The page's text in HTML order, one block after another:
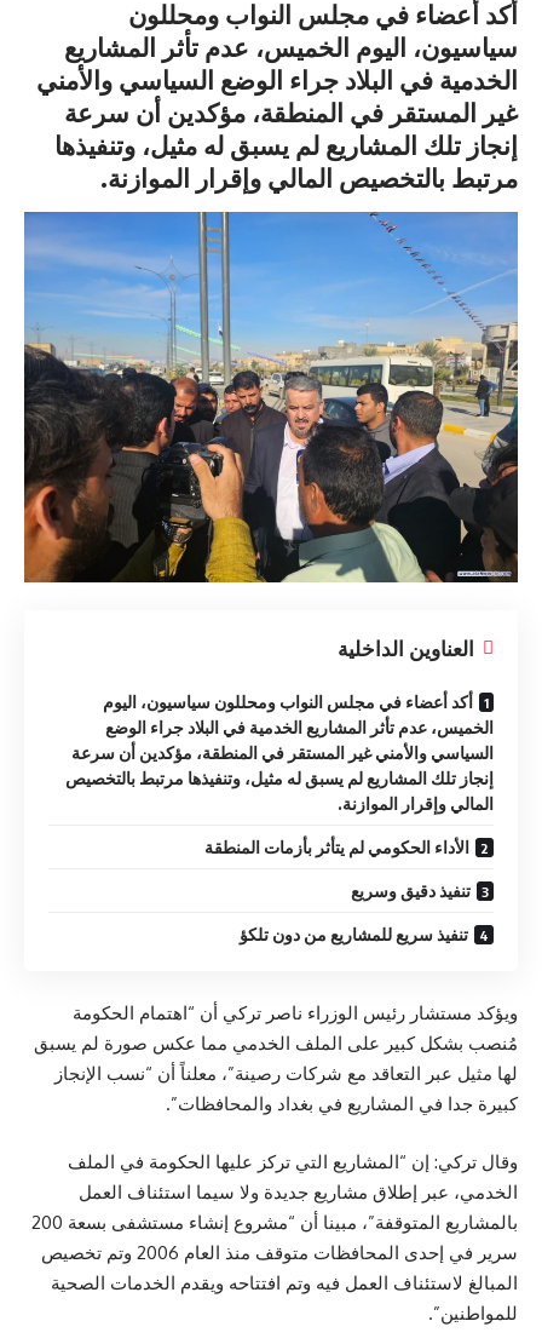
أكد أعضاء في مجلس النواب ومحللون
سياسيون، اليوم الخميس، عدم تأثر المشاريع
الخدمية في البلاد جراء الوضع السياسي والأمني
غير المستقر في المنطقة، مؤكدين أن سرعة
إنجاز تلك المشاريع لم يسبق له مثيل، وتنفيذها
مرتبط بالتخصيص المالي وإقرار الموازنة.
العناوين الداخلية
أكد أعضاء في مجلس النواب ومحللون سياسيون، اليوم
الخميس، عدم تأثر المشاريع الخدمية في البلاد جراء الوضع
السياسي والأمني غير المستقر في المنطقة، مؤكدين أن سرعة
إنجاز تلك المشاريع لم يسبق له مثيل، وتنفيذها مرتبط بالتخصيص
المالي وإقرار الموازنة.
الأداء الحكومي لم يتأثر بأزمات المنطقة
تنفيذ دقيق وسريع
تنفيذ سريع للمشاريع من دون تلكؤ
ويؤكد مستشار رئيس الوزراء ناصر تركي أن “اهتمام الحكومة
مُنصب بشكل كبير على الملف الخدمي مما عكس صورة لم يسبق
لها مثيل عبر التعاقد مع شركات رصينة”، معلناً أن “نسب الإنجاز
كبيرة جدا في المشاريع في بغداد والمحافظات”.
وقال تركي: إن “المشاريع التي تركز عليها الحكومة في الملف
الخدمي، عبر إطلاق مشاريع جديدة ولا سيما استئناف العمل
بالمشاريع المتوقفة”، مبينا أن “مشروع إنشاء مستشفى بسعة 200
سرير في إحدى المحافظات متوقف منذ العام 2006 وتم تخصيص
المبالغ لاستئناف العمل فيه وتم افتتاحه ويقدم الخدمات الصحية
للمواطنين”.